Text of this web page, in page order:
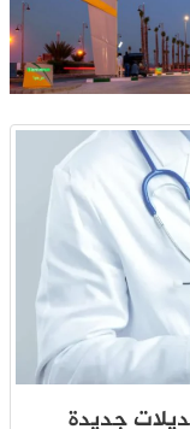
جديدة